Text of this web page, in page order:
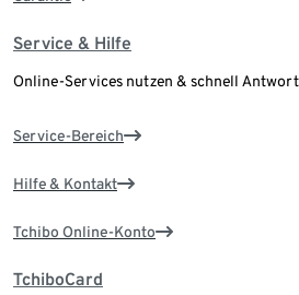
Service & Hilfe
Online-Services nutzen & schnell
Service-Bereich
Hilfe & Kontakt
Tchibo Online-Konto
TchiboCard